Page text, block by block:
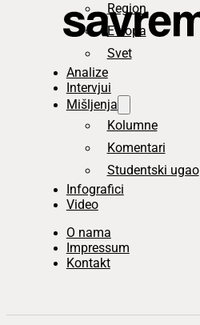
Region
Evropa
Svet
Analize
Intervjui
Mišljenja
Kolumne
Komentari
Studentski ugao
Infografici
Video
O nama
Impressum
Kontakt